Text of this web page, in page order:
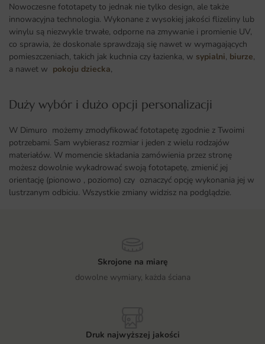
Nowoczesne fototapety to jednak nie tylko design, ale także
innowacyjna technologia. Wykonane z wysokiej jakości flizeliny lub
winylu są niezwykle trwałe, odporne na zmywanie i promienie UV,
co sprawia, że doskonale sprawdzają się nawet w wymagających
pomieszczeniach, takich jak kuchnia czy łazienka, w sypialni, biurze,
a nawet w pokoju dziecka,
Duży wybór i dużo opcji personalizacji ​
W Dimuro możemy zmodyfikować fototapetę zgodnie z Twoimi
potrzebami. Sam wybierasz rozmiar i jeden z wielu rodzajów
materiałów. W momencie składania zamówienia przez stronę
możesz dowolnie wykadrować swoją fototapetę, zmienić jej
orientację (pionowo , poziomo) czy oznaczyć opcję wykonania jej w
lustrzanym odbiciu. Wszystkie zmiany widzisz na podglądzie.
Skrojone na miarę
dowolne wymiary, każda ściana
Druk najwyższej jakości